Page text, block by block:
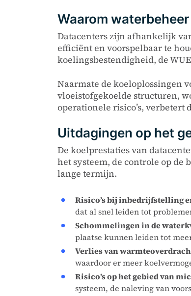
Waarom
Datacenters zijn afhankelijk
efficiënt en voorspelbaar te
koelingsbestendigheid, de
Naarmate de koeloplossingen
vloeistofgekoelde structuren,
operationele risico’s,
Uitdagingen op het
De koelprestaties van
het systeem, de controle op
lange termijn.
Risico’s bij inbedrijfstelling
dat al snel leiden tot
Schommelingen in de
plaatse kunnen leiden tot
Verlies van
waardoor er meer
Risico’s op het gebied van
systeem, de naleving van